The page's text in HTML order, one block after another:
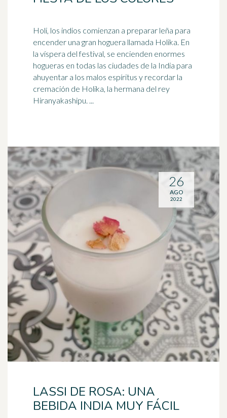
Holi, los indios comienzan a preparar leña para
encender una gran hoguera llamada Holika. En
la víspera del festival, se encienden enormes
hogueras en todas las ciudades de la India para
ahuyentar a los malos espíritus y recordar la
cremación de Holika, la hermana del rey
Hiranyakashipu. ...
LASSI DE ROSA: UNA
BEBIDA INDIA MUY FÁCIL
26
AGO
2022